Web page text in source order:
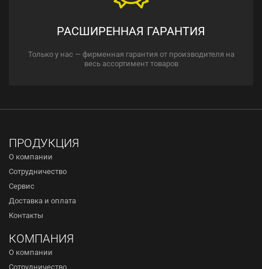
РАСШИРЕННАЯ ГАРАНТИЯ
Только у нас — фирменная гарантия от производителя на
весь ассортимент товаров
ПРОДУКЦИЯ
О компании
Сотрудничество
Сервис
Доставка и оплата
Контакты
КОМПАНИЯ
О компании
Сотрудничество